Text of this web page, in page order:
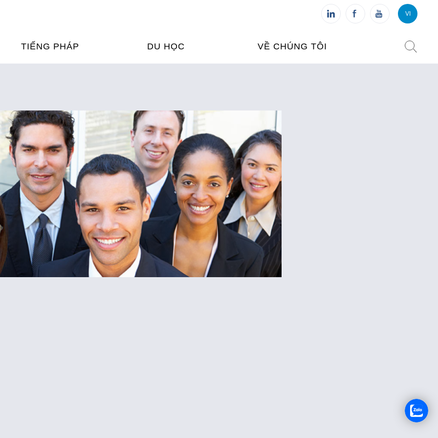
TIẾNG PHÁP
THI & CHỨNG CHỈ
TIẾNG PHÁP NGAY TẠI
TIẾNG PHÁP
TÁC TIẾNG PHÁP
DU HỌC
CHƯƠNG TRÌNH ĐÀO TẠO
CỦA PHÁP TẠI VIỆT NAM
FRANCE ALUMNI VIỆT NAM
VỀ CHÚNG TÔI
CHI NHÁNH: HÀ NỘI
CHI NHÁNH: HUẾ
CHI NHÁNH: ĐÀ NẴNG
CHI NHÁNH: TPHCM
TUYỂN DỤNG
VI
VI FR